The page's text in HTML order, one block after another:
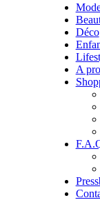
Déco
A